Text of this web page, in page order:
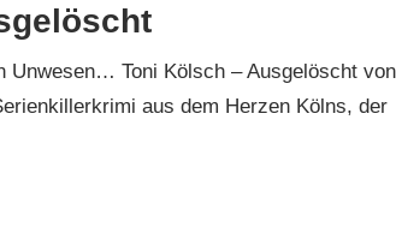
Unwesen… Toni Kölsch – Ausgelöscht von
aus dem Herzen Kölns, der